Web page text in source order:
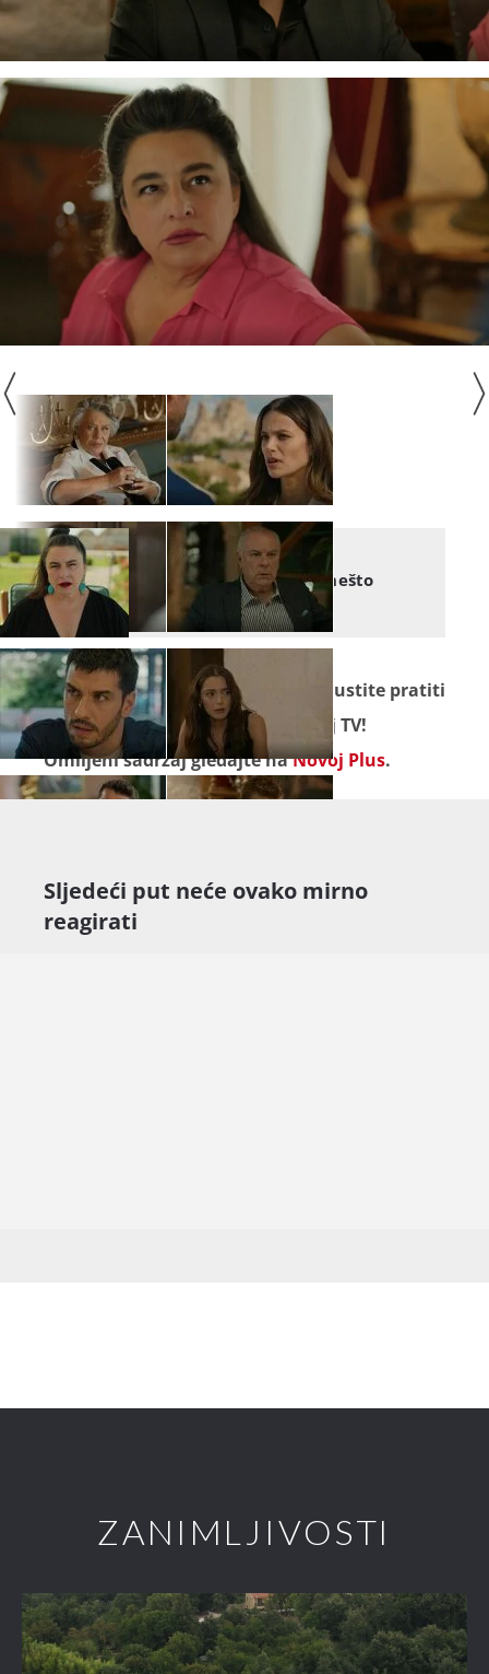
POD ISTIM NEBOM
Pod istim nebom: Moraju nešto
učiniti da bi se vratila
Seriju "Pod istim nebom
" ne propustite pratiti
od ponedjeljka do petka na Novoj TV!
Omiljeni sadržaj gledajte naNovoj Plus.
Sljedeći put neće ovako mirno
reagirati
ZANIMLJIVOSTI